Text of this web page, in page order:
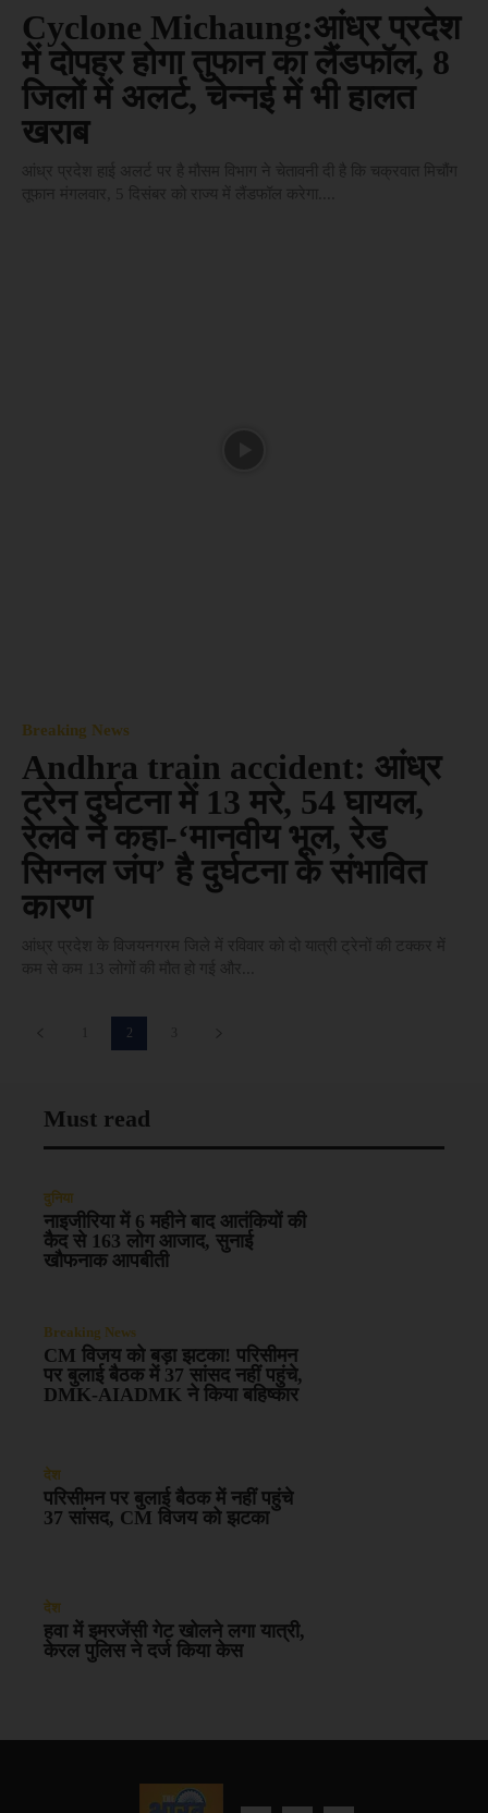
Cyclone Michaung:आंध्र प्रदेश
में दोपहर होगा तुफान का लैंडफॉल, 8
जिलों में अलर्ट, चेन्नई में भी हालत
खराब
Breaking News
Andhra train accident: आंध्र
ट्रेन दुर्घटना में 13 मरे, 54 घायल,
रेलवे ने कहा-‘मानवीय भूल, रेड
सिग्नल जंप’ है दुर्घटना के संभावित
कारण
2
Must read
दुनिया
नाइजीरिया में 6 महीने बाद आतंकियों की
कैद से 163 लोग आजाद, सुनाई
खौफनाक आपबीती
Breaking News
CM विजय को बड़ा झटका! परिसीमन
पर बुलाई बैठक में 37 सांसद नहीं पहुंचे,
DMK-AIADMK ने किया बहिष्कार
देश
परिसीमन पर बुलाई बैठक में नहीं पहुंचे
37 सांसद, CM विजय को झटका
देश
हवा में इमरजेंसी गेट खोलने लगा यात्री,
केरल पुलिस ने दर्ज किया केस